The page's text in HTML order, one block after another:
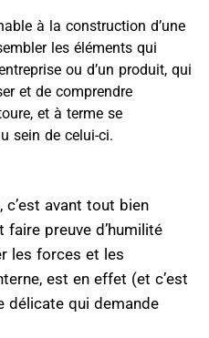
à la construction d’une
les éléments qui
ou d’un produit, qui
et de comprendre
et à terme se
sein de celui-ci.
c’est avant tout bien
preuve d’humilité
les forces et les
est en effet (et c’est
délicate qui demande